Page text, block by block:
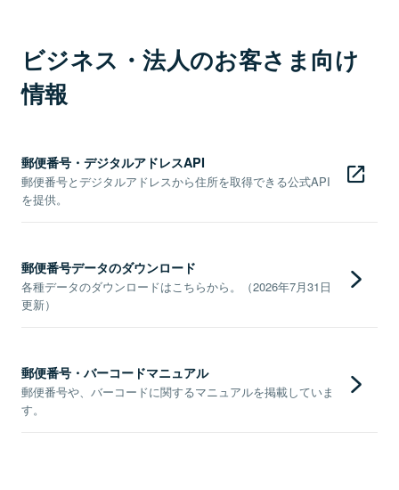
ビジネス・法人のお客さま向け
情報
郵便番号・デジタルアドレスAPI
郵便番号とデジタルアドレスから住所を取得できる公式API
を提供。
郵便番号データのダウンロード
各種データのダウンロードはこちらから。（2026年7月31日
更新）
郵便番号・バーコードマニュアル
郵便番号や、バーコードに関するマニュアルを掲載していま
す。